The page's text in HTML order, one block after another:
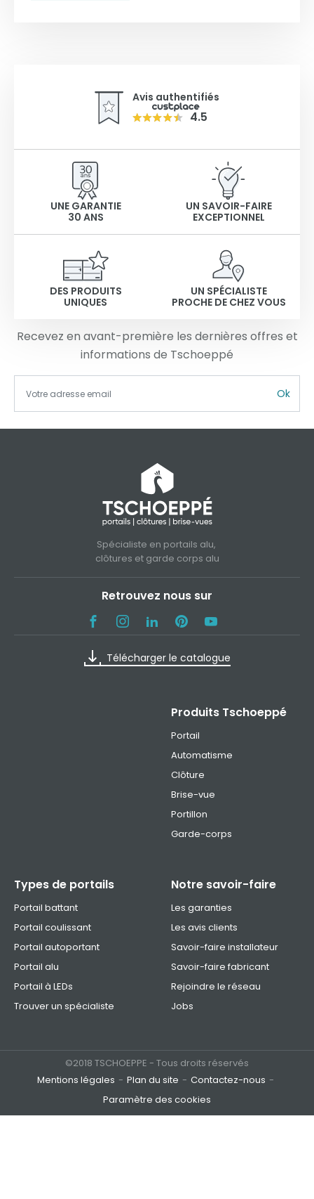
Avis authentifiés
4.5
UNE GARANTIE
30 ANS
UN SAVOIR-FAIRE
EXCEPTIONNEL
DES PRODUITS
UNIQUES
UN SPÉCIALISTE
PROCHE DE CHEZ VOUS
Recevez en avant-première les dernières offres et
informations de Tschoeppé
Ok
Spécialiste en portails alu,
clôtures et garde corps alu
Retrouvez nous sur
Télécharger le catalogue
Produits Tschoeppé
Portail
Automatisme
Clôture
Brise-vue
Portillon
Garde-corps
Types de portails
Portail battant
Portail coulissant
Portail autoportant
Portail alu
Portail à LEDs
Trouver un spécialiste
Notre savoir-faire
Les garanties
Les avis clients
Savoir-faire installateur
Savoir-faire fabricant
Rejoindre le réseau
Jobs
©2018 TSCHOEPPE - Tous droits réservés
Mentions légales
Plan du site
Contactez-nous
Paramètre des cookies